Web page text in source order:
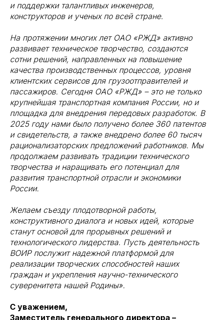
и поддержки талантливых инженеров,
конструкторов и ученых по всей стране.
На протяжении многих лет ОАО «РЖД» активно
развивает техническое творчество, создаются
сотни решений, направленных на повышение
качества производственных процессов, уровня
клиентских сервисов для грузоотправителей и
пассажиров. Сегодня ОАО «РЖД» – это не только
крупнейшая транспортная компания России, но и
площадка для внедрения передовых разработок. В
2025 году нами было получено более 360 патентов
и свидетельств, а также внедрено более 60 тысяч
рационализаторских предложений работников. Мы
продолжаем развивать традиции технического
творчества и наращивать его потенциал для
развития транспортной отрасли и экономики
России.
Желаем съезду плодотворной работы,
конструктивного диалога и новых идей, которые
станут основой для прорывных решений и
технологического лидерства. Пусть деятельность
ВОИР послужит надежной платформой для
реализации творческих способностей наших
граждан и укрепления научно-технического
суверенитета нашей Родины».
С уважением,
Заместитель генерального директора –